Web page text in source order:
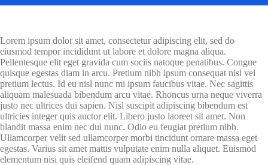
Lorem ipsum dolor sit amet, consectetur adipiscing elit, sed do
eiusmod tempor incididunt ut labore et dolore magna aliqua.
Pellentesque elit eget gravida cum sociis natoque penatibus. Congue
quisque egestas diam in arcu. Pretium nibh ipsum consequat nisl vel
pretium lectus. Id eu nisl nunc mi ipsum faucibus vitae. Nec sagittis
aliquam malesuada bibendum arcu vitae. Rhoncus urna neque viverra
justo nec ultrices dui sapien. Nisl suscipit adipiscing bibendum est
ultricies integer quis auctor elit. Libero justo laoreet sit amet. Non
blandit massa enim nec dui nunc. Odio eu feugiat pretium nibh.
Ullamcorper velit sed ullamcorper morbi tincidunt ornare massa eget
egestas. Varius sit amet mattis vulputate enim nulla aliquet. Euismod
elementum nisi quis eleifend quam adipiscing vitae.